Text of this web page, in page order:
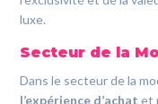
luxe.
Secteur de la
Dans le secteur de la
l’expérience d’achat et